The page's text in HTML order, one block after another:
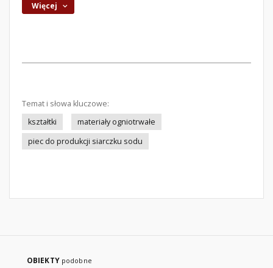
Więcej
Temat i słowa kluczowe:
kształtki
materiały ogniotrwałe
piec do produkcji siarczku sodu
OBIEKTY podobne